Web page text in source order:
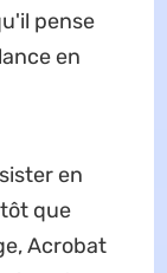
pense
en
en
que
Acrobat